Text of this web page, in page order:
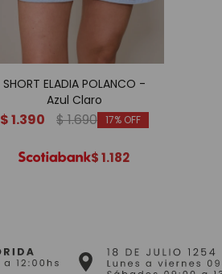
SHORT ELADIA POLANCO -
Azul Claro
$1.390 $1.690 17
$1.182